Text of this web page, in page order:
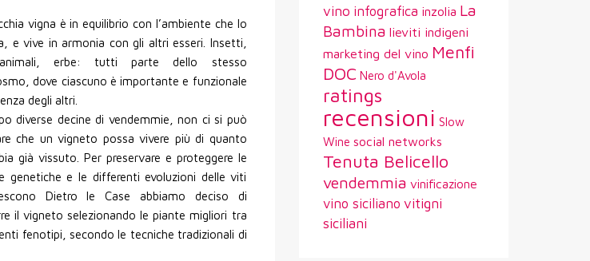
vigna è in equilibrio con l’ambiente che lo
e vive in armonia con gli altri esseri. Insetti,
erbe: tutti parte dello stesso
dove ciascuno è importante e funzionale
degli altri.
diverse decine di vendemmie, non ci si può
che un vigneto possa vivere più di quanto
già vissuto. Per preservare e proteggere le
genetiche e le differenti evoluzioni delle viti
Dietro le Case abbiamo deciso di
il vigneto selezionando le piante migliori tra
fenotipi, secondo le tecniche tradizionali di
vino infografica inzolia La
Bambina lieviti indigeni
marketing del vino Menfi
DOC Nero d'Avola
ratings
recensioni Slow
Wine social networks
Tenuta Belicello
vendemmia vinificazione
vino siciliano vitigni
siciliani